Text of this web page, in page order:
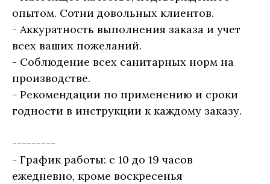
опытом. Сотни довольных клиентов.
- Аккуратность выполнения заказа и учет
всех ваших пожеланий.
- Соблюдение всех санитарных норм на
производстве.
- Рекомендации по применению и сроки
годности в инструкции к каждому заказу.
---------
- График работы: с 10 до 19 часов
ежедневно, кроме воскресенья